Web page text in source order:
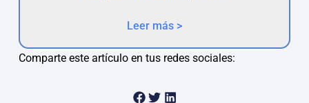
Leer más >
Comparte este artículo en tus redes sociales: